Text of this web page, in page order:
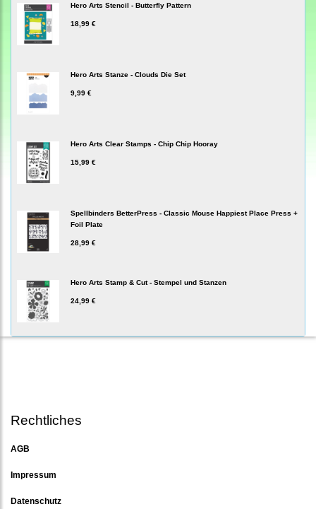
Hero Arts Stencil - Butterfly Pattern
18,99 €
Hero Arts Stanze - Clouds Die Set
9,99 €
Hero Arts Clear Stamps - Chip Chip Hooray
15,99 €
Spellbinders BetterPress - Classic Mouse Happiest Place Press +
Foil Plate
28,99 €
Hero Arts Stamp & Cut - Stempel und Stanzen
24,99 €
Rechtliches
AGB
Impressum
Datenschutz